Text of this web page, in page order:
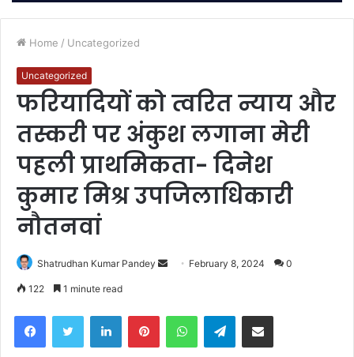
Home / Uncategorized
Uncategorized
फरियादियों को त्वरित न्याय और
तस्करी पर अंकुश लगाना मेरी
पहली प्राथमिकता- दिनेश
कुमार मिश्र उपजिलाधिकारी
नौतनवां
Shatrudhan Kumar Pandey
Send February 8, 2024 0
122 1 minute read
FacebookTwitter LinkedInPinterestWhatsAppTelegramShare via Email